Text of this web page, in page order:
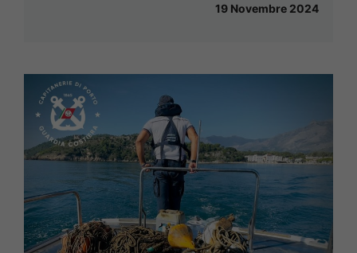
19 Novembre 2024